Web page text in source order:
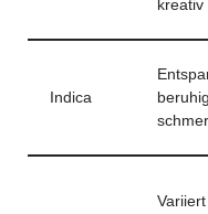
kreativ
Indica